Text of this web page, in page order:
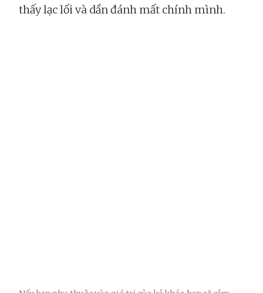
thấy lạc lối và dần đánh mất chính mình.